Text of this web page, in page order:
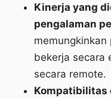
Kinerja yang
pengalaman
bekerja secara
secara remote.
Kompatibilitas